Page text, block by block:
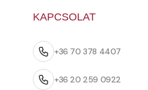
KAPCSOLAT
+36 70 378 4407
+36 20 259 0922